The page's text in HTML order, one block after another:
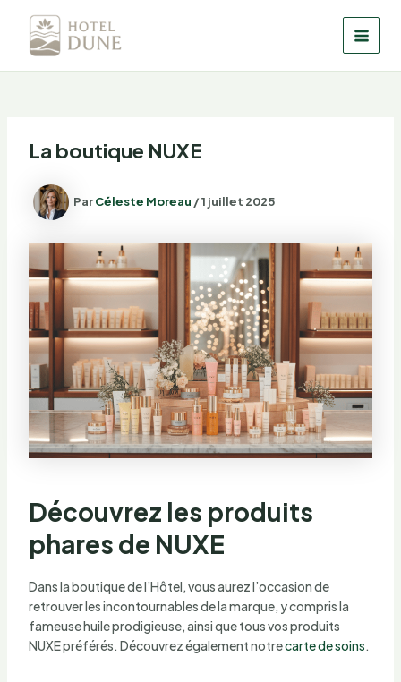
contenu
La boutique NUXE
ParCéleste Moreau /1 juillet 2025
Découvrez les produits
phares de NUXE
Dans la boutique de l’Hôtel, vous aurez l’occasion de
retrouver les incontournables de la marque, y compris la
fameuse huile prodigieuse, ainsi que tous vos produits
NUXE préférés. Découvrez également notrecarte de soins.